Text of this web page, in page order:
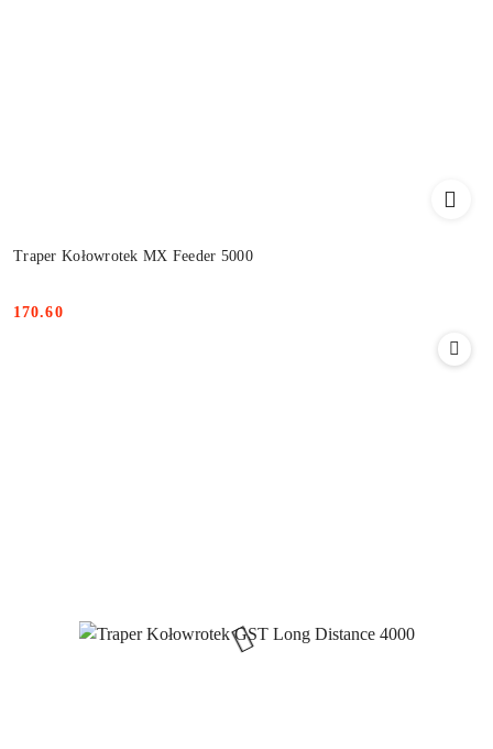
Traper Kołowrotek MX Feeder 5000
Cena:
170.60